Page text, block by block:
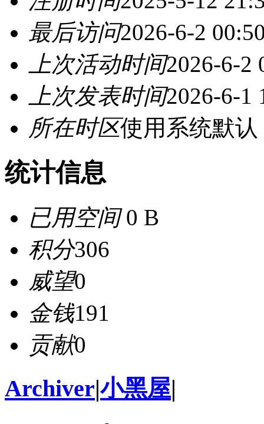
最后访问2026-6-2
上次活动时间2026-6-2
上次发表时间2026-6-1
所在时区使用系统默认
统计信息
已用空间0 B
积分306
威望0
金钱191
贡献0
Archiver|小黑屋|